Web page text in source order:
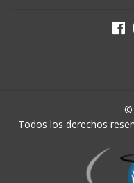
©
Todos los derechos